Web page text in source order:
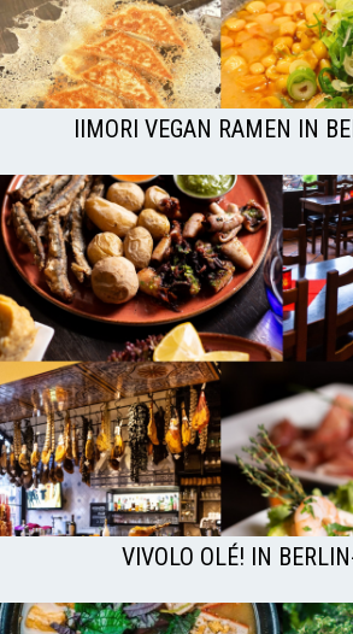
IIMORI VEGAN RAMEN IN
VIVOLO OLÉ! IN